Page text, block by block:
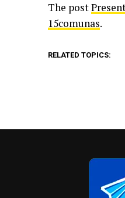
The post
15comunas.
RELATED TOPICS: